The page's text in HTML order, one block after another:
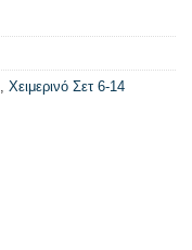
Χειμερινό Σετ 6-14